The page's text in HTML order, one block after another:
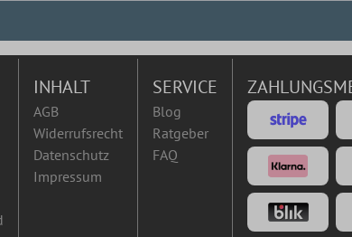
INHALT
AGB
Widerrufsrecht
Datenschutz
Impressum
SERVICE
Blog
Ratgeber
FAQ